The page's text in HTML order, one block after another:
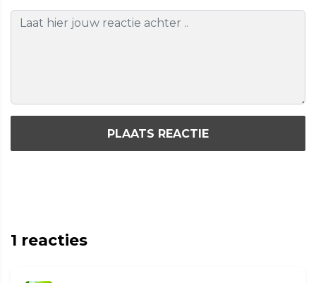
PLAATS REACTIE
1 reacties